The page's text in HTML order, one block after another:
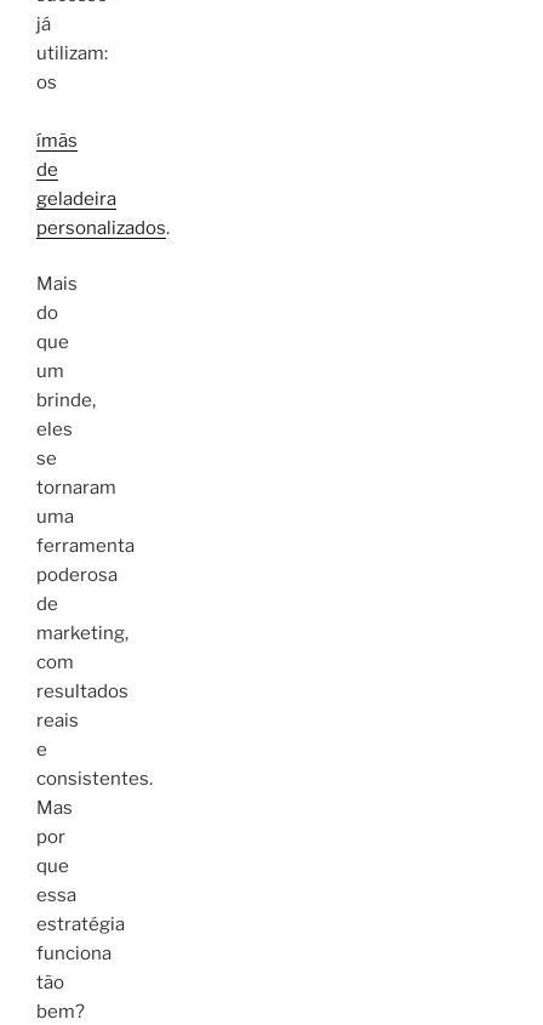
já
utilizam:
os
ímãs
de
geladeira
personalizados.
Mais
do
que
um
brinde,
eles
se
tornaram
uma
ferramenta
poderosa
de
marketing,
com
resultados
reais
e
consistentes.
Mas
por
que
essa
estratégia
funciona
tão
bem?